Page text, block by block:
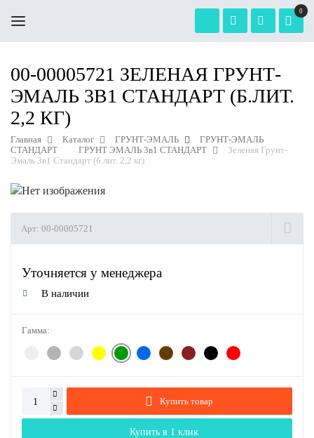
0
00-00005721 ЗЕЛЕНАЯ ГРУНТ-
ЭМАЛЬ 3В1 СТАНДАРТ (Б.ЛИТ.
2,2 КГ)
Главная Каталог ГРУНТ-ЭМАЛЬ
ГРУНТ-ЭМАЛЬ
СТАНДАРТ
ГРУНТ ЭМАЛЬ 3в1 СТАНДАРТ
Зеленая Грунт-
Эмаль 3в1 Стандарт (б.лит. 2,2 кг)
Арт: 00-00005721
Уточняется у менеджера
В наличии
Гамма:
Купить товар
Купить в 1 клик